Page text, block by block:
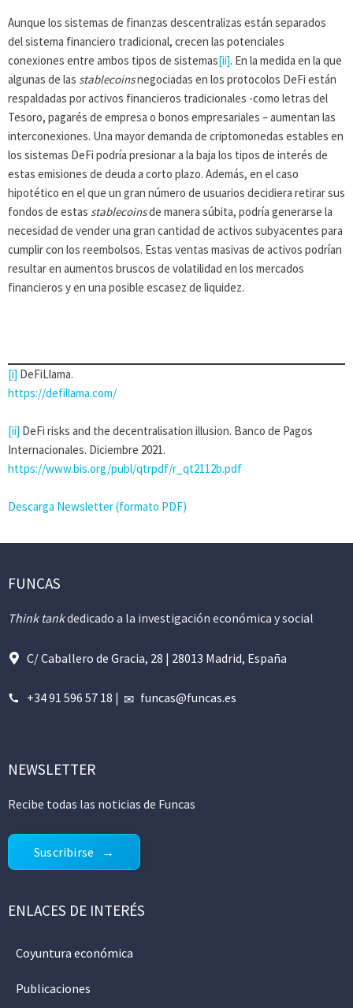
Aunque los sistemas de finanzas descentralizas están separados
del sistema financiero tradicional, crecen las potenciales
conexiones entre ambos tipos de sistemas[ii]. En la medida en la que
algunas de las stablecoinsnegociadas en los protocolos DeFi están
respaldadas por activos financieros tradicionales -como letras del
Tesoro, pagarés de empresa o bonos empresariales – aumentan las
interconexiones. Una mayor demanda de criptomonedas estables en
los sistemas DeFi podría presionar a la baja los tipos de interés de
estas emi­siones de deuda a corto plazo. Además, en el caso
hipotético en el que un gran número de usuarios decidiera retirar sus
fondos de estas stablecoinsde manera súbita, podría generarse la
necesidad de vender una gran cantidad de activos subyacentes para
cumplir con los reembolsos. Estas ventas masivas de activos podrían
resultar en aumentos bruscos de volatilidad en los mercados
financieros y en una posible escasez de liquidez.
[i] DeFiLlama.
https://defillama.com/
[ii] DeFi risks and the decentralisation illusion. Banco de Pagos
Internacionales. Diciembre 2021.
https://www.bis.org/publ/qtrpdf/r_qt2112b.pdf
Descarga Newsletter (formato PDF)
FUNCAS
Think tankdedicado a la investigación económica y social
C/ Caballero de Gracia, 28 | 28013 Madrid, España
+34 91 596 57 18 | funcas@funcas.es
NEWSLETTER
Recibe todas las noticias de Funcas
Suscribirse
ENLACES DE INTERÉS
Coyuntura económica
Publicaciones